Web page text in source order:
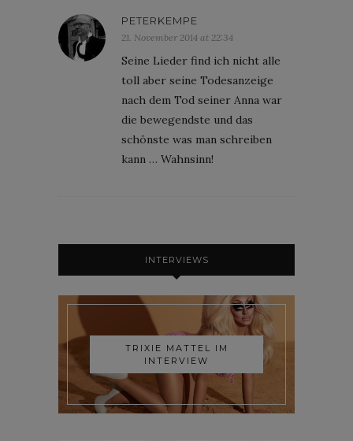
PETERKEMPE
21. November 2014 at 22:34
Seine Lieder find ich nicht alle
toll aber seine Todesanzeige
nach dem Tod seiner Anna war
die bewegendste und das
schönste was man schreiben
kann … Wahnsinn!
INTERVIEWS
TRIXIE MATTEL IM
INTERVIEW